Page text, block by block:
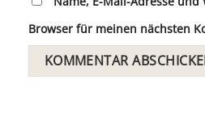
Browser für meinen nächsten